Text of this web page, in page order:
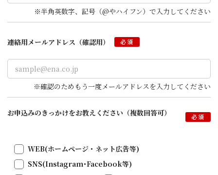
Gmailアカウントの作成 （外部サイトへ遷移します）
します）
※半角英数字、記号（@やハイフン）で入力してください
連絡用メールアドレス （確認用） 必須
※確認のためもう一度メールアドレスを入力してください
お申込みのきっかけをお教えください（複数回答可） 必須
WEB(ホームページ・ネット広告等)
SNS(Instagram･Facebook等)